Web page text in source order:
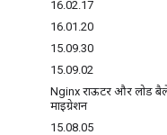
16.02.17
16.01 .20
15.09.30
15.09.02
Nginx राऊटर और लोड
माइग्रेशन
15.08.05